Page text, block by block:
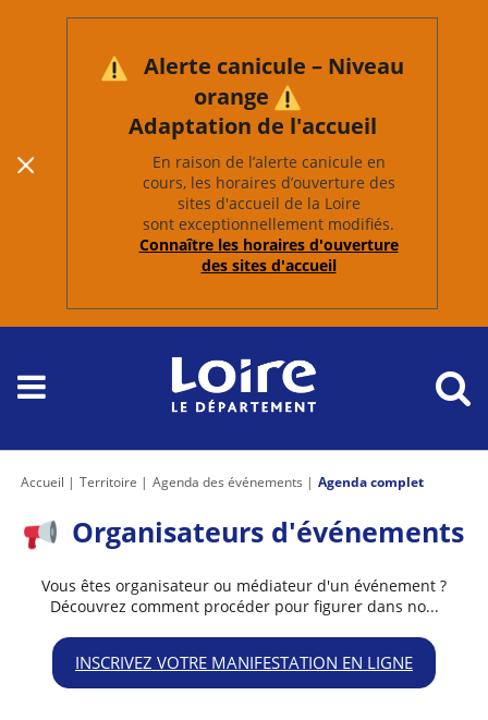
Alerte canicule – Niveau
orange
Adaptation de l'accueil
En raison de l’alerte canicule en
cours, les horaires d’ouverture des
sites d'accueil de la Loire
sont exceptionnellement modifiés.
Connaître les horaires d'ouverture
des sites d'accueil
Accueil Territoire Agenda des événements Agenda complet
Organisateurs d'événements
Vous êtes organisateur ou médiateur d'un événement ?
Découvrez comment procéder pour figurer dans no...
INSCRIVEZ VOTRE MANIFESTATION EN LIGNE